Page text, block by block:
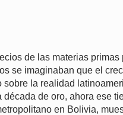
de las materias primas
se imaginaban que el
la realidad
de oro, ahora ese
en Bolivia,